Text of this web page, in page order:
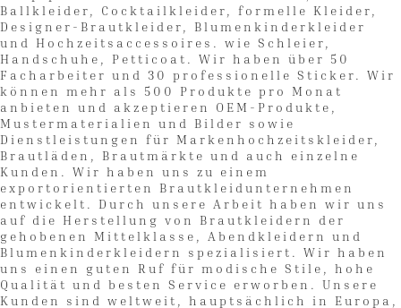
Ballkleider, Cocktailkleider, formelle Kleider,
Designer-Brautkleider, Blumenkinderkleider
und Hochzeitsaccessoires. wie Schleier,
Handschuhe, Petticoat. Wir haben über 50
Facharbeiter und 30 professionelle Sticker. Wir
können mehr als 500 Produkte pro Monat
anbieten und akzeptieren OEM-Produkte,
Mustermaterialien und Bilder sowie
Dienstleistungen für Markenhochzeitskleider,
Brautläden, Brautmärkte und auch einzelne
Kunden. Wir haben uns zu einem
exportorientierten Brautkleidunternehmen
entwickelt. Durch unsere Arbeit haben wir uns
auf die Herstellung von Brautkleidern der
gehobenen Mittelklasse, Abendkleidern und
Blumenkinderkleidern spezialisiert. Wir haben
uns einen guten Ruf für modische Stile, hohe
Qualität und besten Service erworben. Unsere
Kunden sind weltweit, hauptsächlich in Europa,